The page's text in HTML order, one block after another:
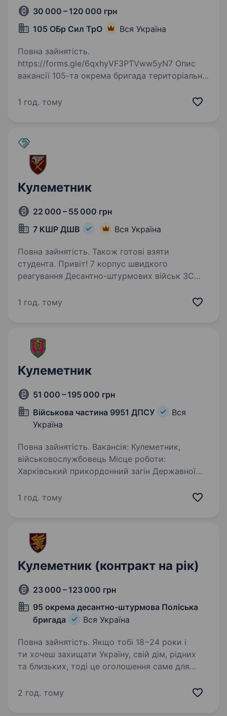
30 000 – 120 000 грн
105 ОБр Сил ТрО
Вся Україна
Повна зайнятість.
https://forms.gle/6qxhyVF3PTVww5yN7 Опис
вакансії 105-та окрема бригада територіальної
територіальної оборони України
1 год. тому
Кулеметник
22 000 – 55 000 грн
7 КШР ДШВ
Вся Україна
Повна зайнятість. Також готові взяти
студента. Привіт! 7 корпус швидкого
реагування Десантно-штурмових військ ЗС
на посаду кулеметника. Якщо ти прагнеш
1 год. тому
Кулеметник
51 000 – 195 000 грн
Військова частина 9951 ДПСУ
Вся
Україна
Повна зайнятість. Вакансія: Кулеметник,
військовослужбовець Місце роботи:
Харківський прикордонний загін Державної
Повна зайнятість Обов’язки: Виконання
1 год. тому
Кулеметник (контракт на рік)
23 000 – 123 000 грн
95 окрема десантно-штурмова Поліська
бригада
Вся Україна
Повна зайнятість. Якщо тобі 18−24 роки і
ти хочеш захищати Україну, свій дім, рідних
та близьких, тоді це оголошення саме для
Поліська бригада проводить набір на
2 год. тому